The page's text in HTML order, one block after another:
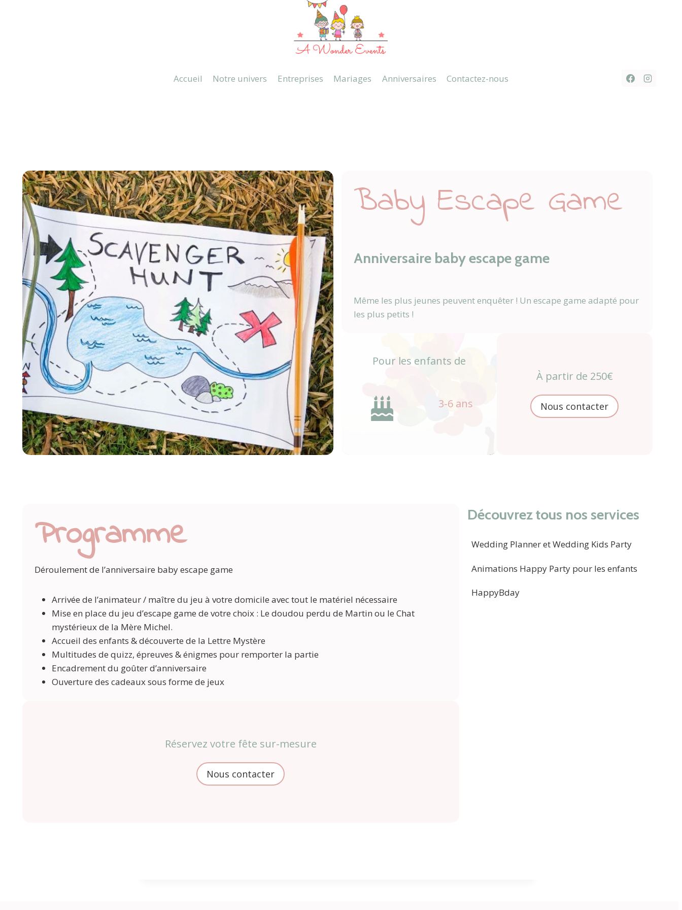
Accueil Notre univers Entreprises Mariages Anniversaires Contactez-nous
Baby Escape Game
Anniversaire baby escape game
Même les plus jeunes peuvent enquêter ! Un escape game adapté pour
les plus petits !
Pour les enfants de
3-6 ans
À partir de 250€
Nous contacter
Programme
Déroulement de l’anniversaire baby escape game
Arrivée de l’animateur / maître du jeu à votre domicile avec tout le matériel nécessaire
Mise en place du jeu d’escape game de votre choix : Le doudou perdu de Martin ou le Chat
mystérieux de la Mère Michel.
Accueil des enfants & découverte de la Lettre Mystère
Multitudes de quizz, épreuves & énigmes pour remporter la partie
Encadrement du goûter d’anniversaire
Ouverture des cadeaux sous forme de jeux
Réservez votre fête sur-mesure
Nous contacter
Découvrez tous nos services
Wedding Planner et Wedding Kids Party
Animations Happy Party pour les enfants
HappyBday